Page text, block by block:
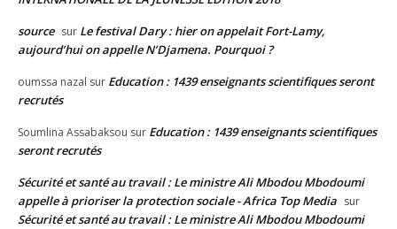
source sur Le festival Dary : hier on appelait Fort-Lamy,
aujourd’hui on appelle N’Djamena. Pourquoi ?
oumssa nazal sur Education : 1439 enseignants scientifiques seront
recrutés
Soumlina Assabaksou sur Education : 1439 enseignants scientifiques
seront recrutés
Sécurité et santé au travail : Le ministre Ali Mbodou Mbodoumi
appelle à prioriser la protection sociale - Africa Top Media sur
Sécurité et santé au travail : Le ministre Ali Mbodou Mbodoumi